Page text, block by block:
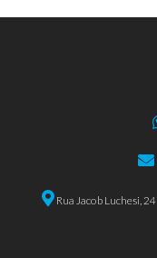
Rua Jacob Luchesi,